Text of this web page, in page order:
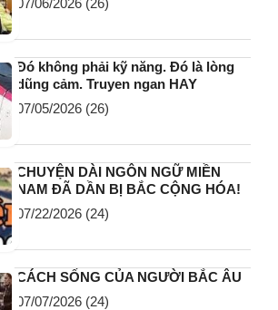
07/06/2026 (26)
Đó không phải kỹ năng. Đó là lòng
dũng cảm. Truyen ngan HAY
07/05/2026 (26)
CHUYỆN DÀI NGÔN NGỮ MIỀN
NAM ĐÃ DẦN BỊ BẮC CỘNG HÓA!
07/22/2026 (24)
CÁCH SỐNG CỦA NGƯỜI BẮC ÂU
07/07/2026 (24)